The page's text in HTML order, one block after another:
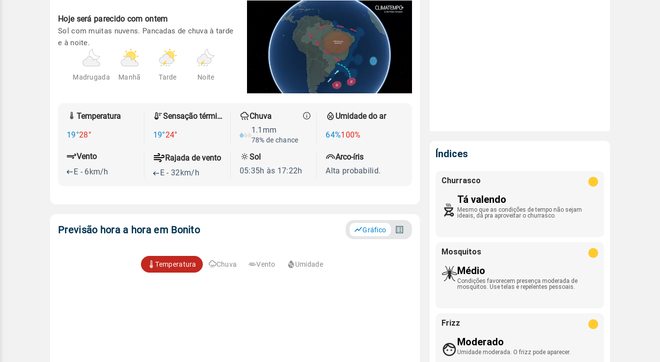
Hoje será parecido com ontem
Sol com muitas nuvens. Pancadas de chuva à tarde
e à noite.
Madrugada Manhã Tarde Noite
Temperatura
19°28°
Sensação térmica
19°24°
Chuva
1.1mm
78% de chance
Umidade do ar
64%100%
Vento
E - 6km/h
Rajada de vento
E - 32km/h
Sol
05:35h às 17:22h
Arco-íris
Alta probabilid.
Previsão hora a hora em Bonito Gráfico
Temperatura Chuva Vento Umidade
Índices
Churrasco
Tá valendo
Mesmo que as condições de tempo não sejam
ideais, dá pra aproveitar o churrasco.
Mosquitos
Médio
Condições favorecem presença moderada de
mosquitos. Use telas e repelentes pessoais.
Frizz
Moderado
Umidade moderada. O frizz pode aparecer.